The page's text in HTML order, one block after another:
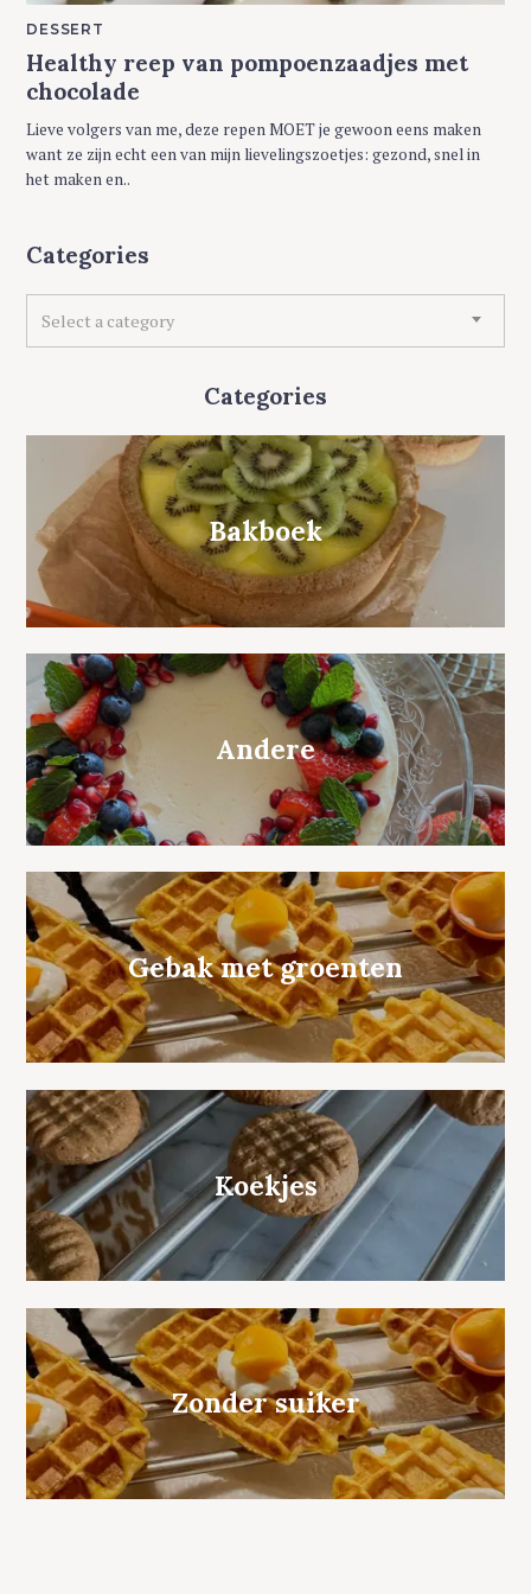
M
I
N
C
A
T
E
G
R
DESSERT
Healthy reep van pompoenzaadjes met
chocolade
Lieve volgers van me, deze repen MOET je gewoon eens maken
want ze zijn echt een van mijn lievelingszoetjes: gezond, snel in
het maken en..
Categories
o
Select a category
Categories
Bakboek
Andere
Gebak met groenten
Koekjes
Zonder suiker